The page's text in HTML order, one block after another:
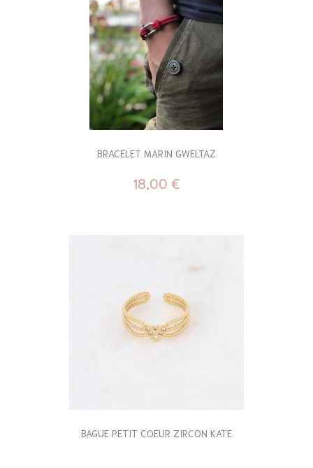
BRACELET MARIN GWELTAZ
18,00 €
BAGUE PETIT COEUR ZIRCON KATE